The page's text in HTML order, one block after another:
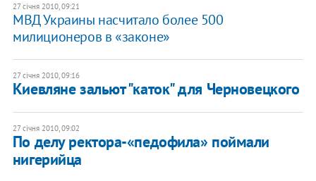
27 січня 2010, 09:21
МВД Украины насчитало более 500
милиционеров в «законе»
27 січня 2010, 09:16
Киевляне зальют "каток" для Черновецкого
27 січня 2010, 09:02
По делу ректора-«педофила» поймали
нигерийца